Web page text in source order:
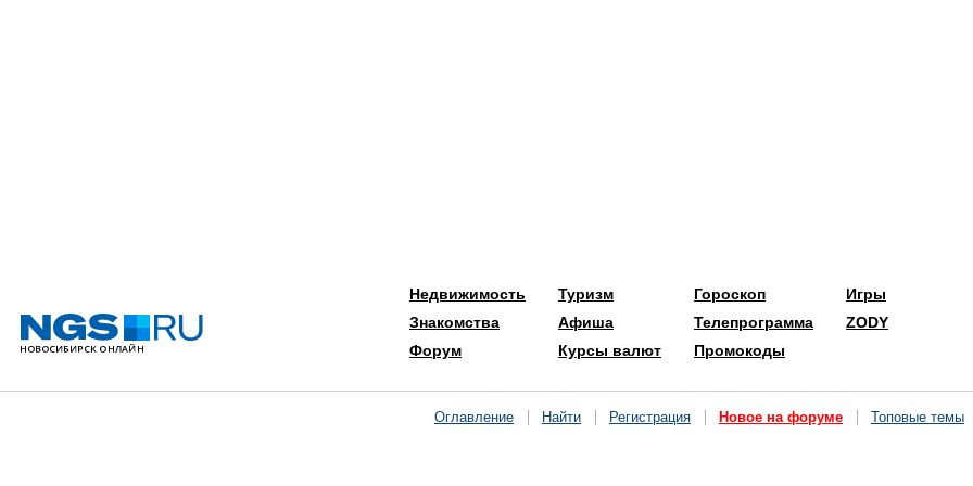
Недвижимость
Знакомства
Форум
Туризм
Афиша
Курсы валют
Гороскоп
Телепрограмма
Промокоды
Игры
ZODY
Оглавление Найти Регистрация Новое на форуме Топовые темы